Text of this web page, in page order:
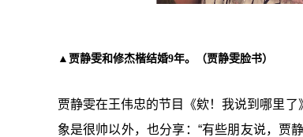
▲贾静雯和修杰楷结婚9年。（贾静雯脸书）
贾静雯在王伟忠的节目《欸！我说到哪里
象是很帅以外，也分享：“有些朋友说，贾